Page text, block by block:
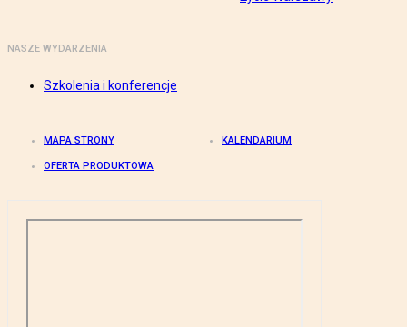
NASZE WYDARZENIA
Szkolenia i konferencje
MAPA STRONY KALENDARIUM
OFERTA PRODUKTOWA